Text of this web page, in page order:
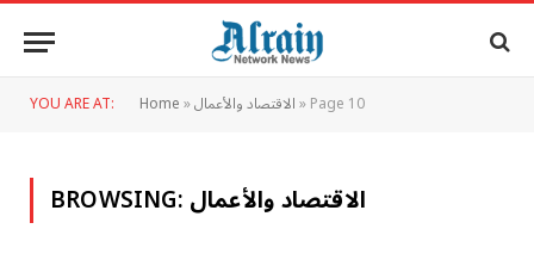
YOU ARE AT: Home»الاقتصاد والأعمال»Page 10
BROWSING:الاقتصاد والأعمال